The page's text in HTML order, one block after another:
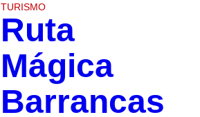
TURISMO
Ruta
Mágica
Barrancas